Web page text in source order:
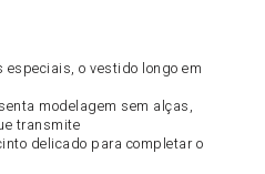
especiais, o vestido longo em
modelagem sem alças,
transmite
delicado para completar o